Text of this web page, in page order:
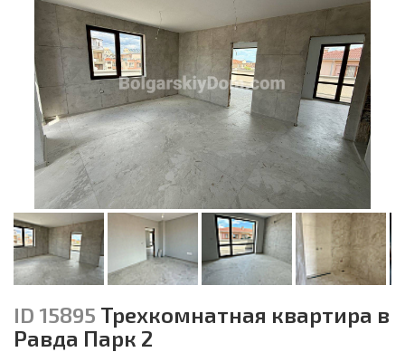
ID 15895 Трехкомнатная квартира в
Равда Парк 2